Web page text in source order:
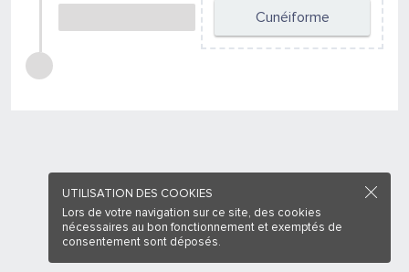
Cunéiforme
UTILISATION DES COOKIES
Lors de votre navigation sur ce site, des cookies
nécessaires au bon fonctionnement et exemptés de
consentement sont déposés.